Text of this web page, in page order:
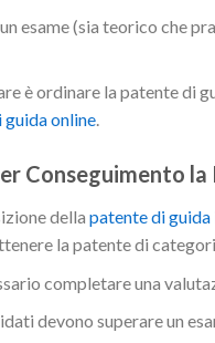
esame (sia teorico che
è ordinare la patente di
online.
Conseguimento
della patente di guida
la patente di
completare una
devono superare un